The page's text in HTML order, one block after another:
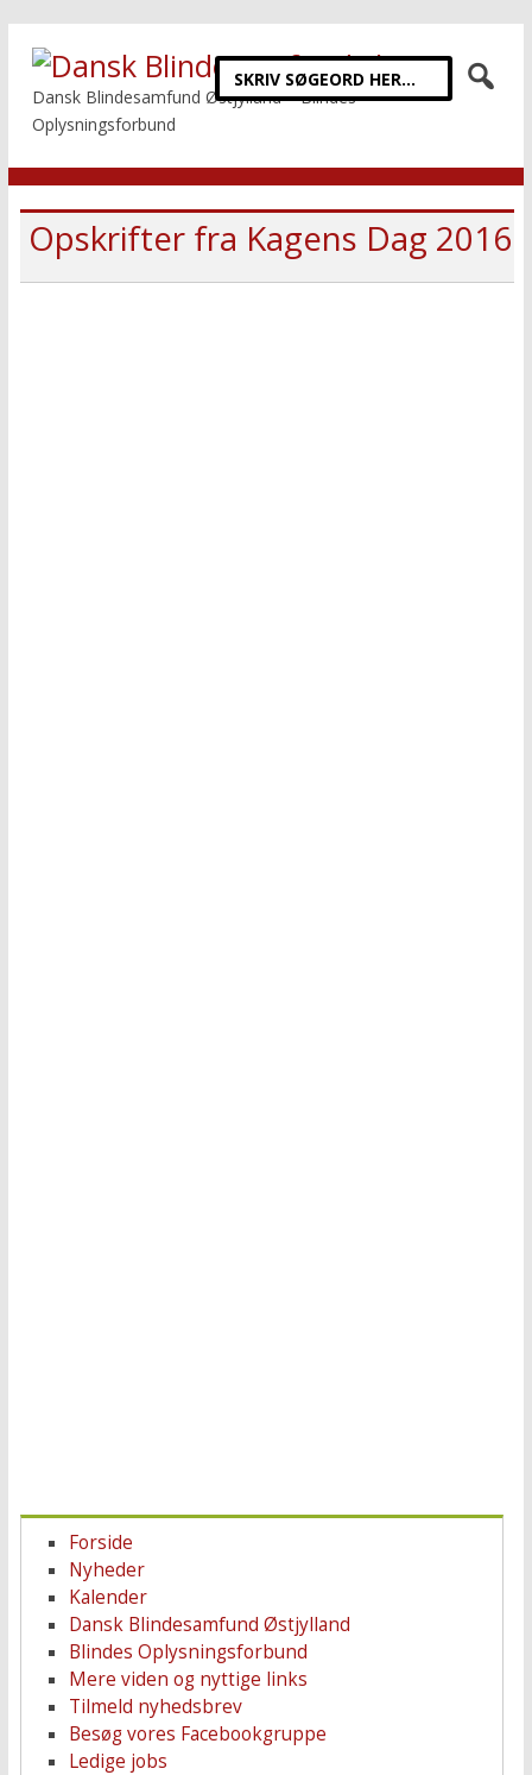
Dansk Blindesamfund Østjylland – Blindes
Oplysningsforbund
Opskrifter fra Kagens Dag 2016
Forside
Nyheder
Kalender
Dansk Blindesamfund Østjylland
Blindes Oplysningsforbund
Mere viden og nyttige links
Tilmeld nyhedsbrev
Besøg vores Facebookgruppe
Ledige jobs